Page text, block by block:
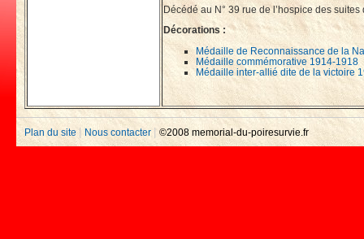
Décédé au N° 39 rue de l’hospice des
Décorations :
Médaille de Reconnaissance de la
Médaille commémorative 1914-1918
Médaille inter-allié dite de la victoire
Plan du site Nous contacter ©2008 memorial-du-poiresurvie.fr